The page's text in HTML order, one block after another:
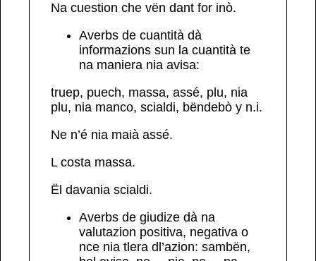
Na cuestion che vën dant for inò.
Averbs de cuantità dà
informazions sun la cuantità te
na maniera nia avisa:
truep, puech, massa, assé, plu, nia
plu, nia manco, scialdi, bëndebò y n.i.
Ne n’é nia maià assé.
L costa massa.
Ë l davania scialdi.
Averbs de giudize dà na
valutazion positiva, negativa o
nce nia tlera dl’azion: sambën,